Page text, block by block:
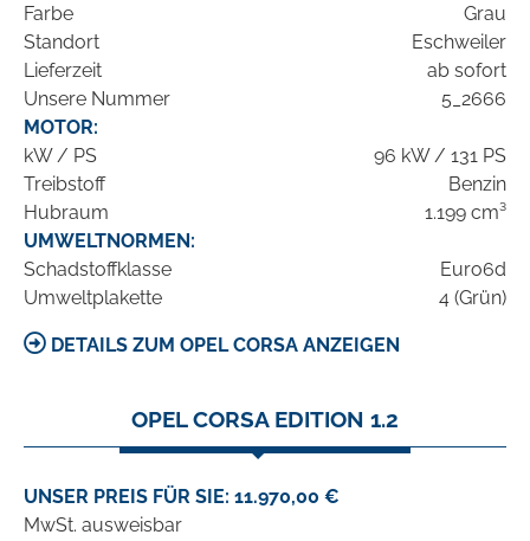
Farbe
Grau
Standort
Eschweiler
Lieferzeit
ab sofort
Unsere Nummer
5_2666
MOTOR:
kW / PS
96 kW / 131 PS
Treibstoff
Benzin
Hubraum
1.199 cm³
UMWELTNORMEN:
Schadstoffklasse
Euro6d
Umweltplakette
4 (Grün)
DETAILS ZUM OPEL CORSA ANZEIGEN
OPEL CORSA EDITION 1.2
UNSER PREIS FÜR SIE: 11.970,00 €
MwSt. ausweisbar